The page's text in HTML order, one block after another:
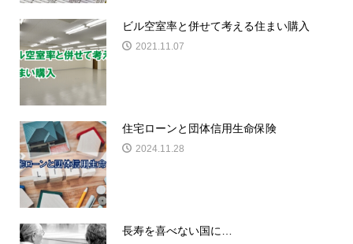
ビル空室率と併せて考える住まい購入
2021.11.07
住宅ローンと団体信用生命保険
2024.11.28
長寿を喜べない国に…